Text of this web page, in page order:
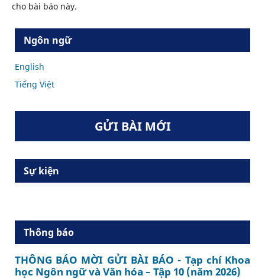
cho bài báo này.
Ngôn ngữ
English
Tiếng Việt
GỬI BÀI MỚI
Sự kiện
Thông báo
THÔNG BÁO MỜI GỬI BÀI BÁO - Tạp chí Khoa
học Ngôn ngữ và Văn hóa – Tập 10 (năm 2026)